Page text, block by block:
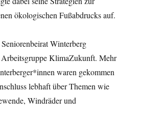
ökologischen Fußabdrucks auf.
Winterberg
Arbeitsgruppe KlimaZukunft. Mehr
waren gekommen
lebhaft über Themen wie
Windräder und